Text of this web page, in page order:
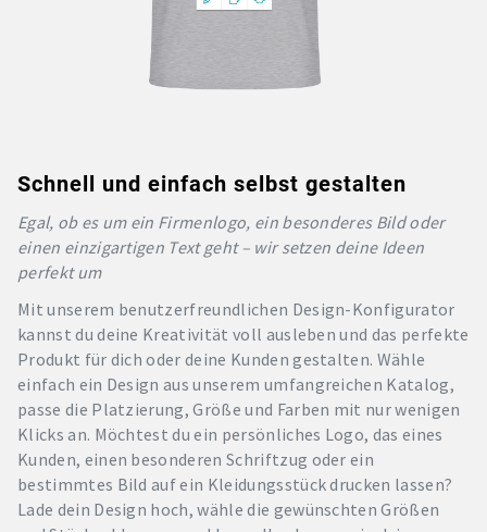
Schnell und einfach selbst gestalten
Egal, ob es um ein Firmenlogo, ein besonderes Bild oder
einen einzigartigen Text geht – wir setzen deine Ideen
perfekt um
Mit unserem benutzerfreundlichen Design-Konfigurator
kannst du deine Kreativität voll ausleben und das perfekte
Produkt für dich oder deine Kunden gestalten. Wähle
einfach ein Design aus unserem umfangreichen Katalog,
passe die Platzierung, Größe und Farben mit nur wenigen
Klicks an. Möchtest du ein persönliches Logo, das eines
Kunden, einen besonderen Schriftzug oder ein
bestimmtes Bild auf ein Kleidungsstück drucken lassen?
Lade dein Design hoch, wähle die gewünschten Größen